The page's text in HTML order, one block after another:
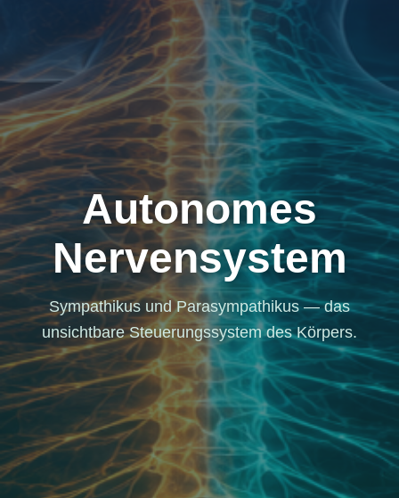
Autonomes
Nervensystem
Sympathikus und Parasympathikus — das
unsichtbare Steuerungssystem des Körpers.